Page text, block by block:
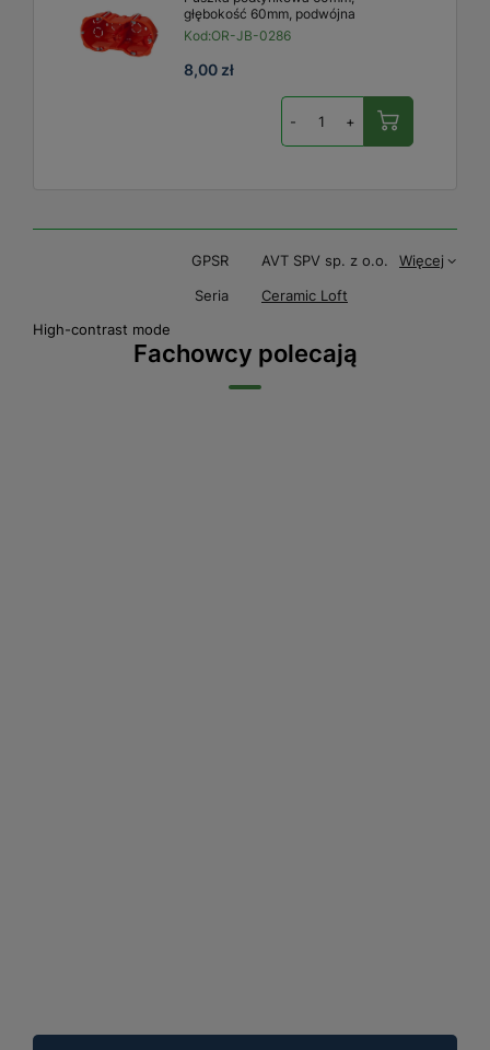
głębokość 60mm, podwójna
Kod:OR-JB-0286
8,00 zł
- +
GPSR AVT SPV sp. z o.o.
Więcej
Seria
Ceramic Loft
High-contrast mode
Fachowcy polecają